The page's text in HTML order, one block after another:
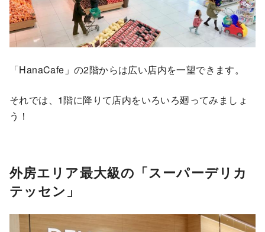
「HanaCafe」の2階からは広い店内を一望できます。
それでは、1階に降りて店内をいろいろ廻ってみましょ
う！
外房エリア最大級の「スーパーデリカ
テッセン」